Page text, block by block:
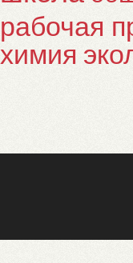
рабочая
химия